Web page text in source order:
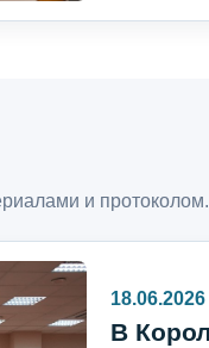
и протоколом.
18.06.2026
В